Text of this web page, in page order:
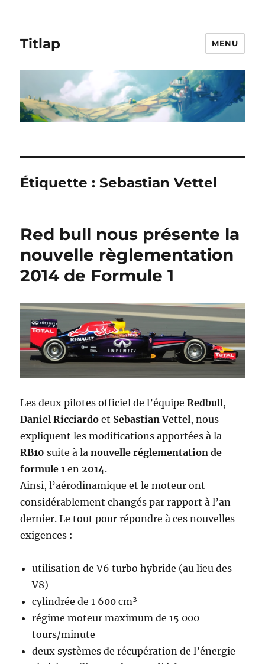
Titlap MENU
Étiquette :Sebastian Vettel
Red bull nous présente la
nouvelle règlementation
2014 de Formule 1
Les deux pilotes officiel de l’équipeRedbull,
Daniel Ricciardo et Sebastian Vettel, nous
expliquent les modifications apportées à la
RB10 suite à lanouvelle réglementation de
formule 1 en2014.
Ainsi, l’aérodinamique et le moteur ont
considérablement changés par rapport à l’an
dernier. Le tout pour répondre à ces nouvelles
exigences :
utilisation de V6 turbo hybride (au lieu des
V8)
cylindrée de 1 600 cm³
régime moteur maximum de 15 000
tours/minute
deux systèmes de récupération de l’énergie